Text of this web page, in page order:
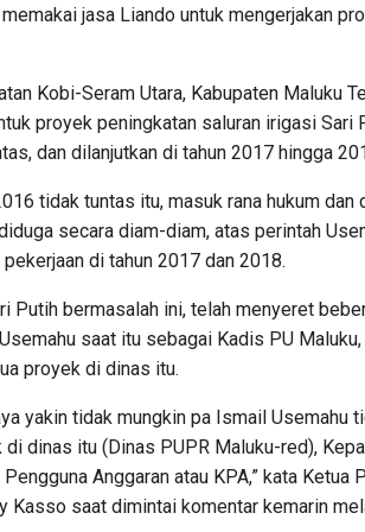
jasa Liando untuk mengerjakan
Kobi-Seram Utara, Kabupaten Maluku
proyek peningkatan saluran irigasi Sari
dan dilanjutkan di tahun 2017 hingga
tidak tuntas itu, masuk rana hukum dan
secara diam-diam, atas perintah
di tahun 2017 dan 2018.
Putih bermasalah ini, telah menyeret
saat itu sebagai Kadis PU Maluku,
proyek di dinas itu.
yakin tidak mungkin pa Ismail Usemahu
dinas itu (Dinas PUPR Maluku-red),
Anggaran atau KPA,” kata Ketua
Kasso saat dimintai komentar kemarin